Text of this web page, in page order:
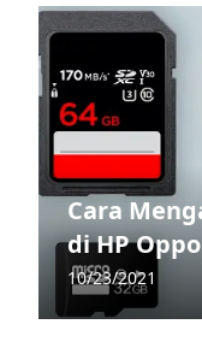
Cara
di HP
10/23/2021